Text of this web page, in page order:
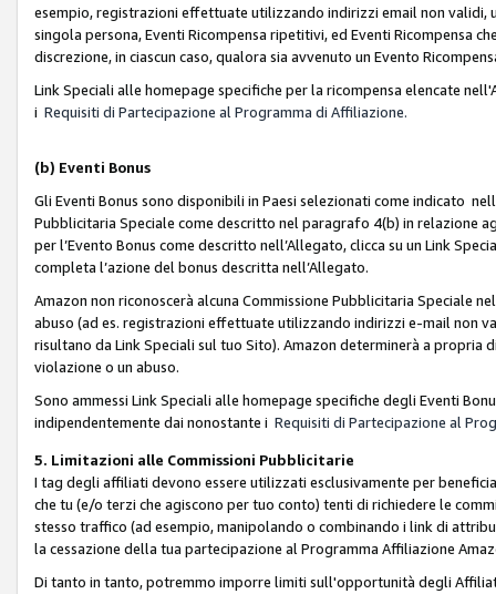
esempio, registrazioni effettuate utilizzando indirizzi email non
singola persona, Eventi Ricompensa ripetitivi, ed Eventi Ricompensa
discrezione, in ciascun caso, qualora sia avvenuto un Evento
Link Speciali alle homepage specifiche per la ricompensa elencate
i Requisiti di Partecipazione al Programma di Affiliazione.
(b) Eventi Bonus
Gli Eventi Bonus sono disponibili in Paesi selezionati come indicato
Pubblicitaria Speciale come descritto nel paragrafo 4(b) in relazione
per l’Evento Bonus come descritto nell’Allegato, clicca su un Link
completa l’azione del bonus descritta nell’Allegato.
Amazon non riconoscerà alcuna Commissione Pubblicitaria Speciale
abuso (ad es. registrazioni effettuate utilizzando indirizzi e-mail non
risultano da Link Speciali sul tuo Sito). Amazon determinerà a propria
violazione o un abuso.
Sono ammessi Link Speciali alle homepage specifiche degli Eventi
indipendentemente dai nonostante i Requisiti di Partecipazione al
5. Limitazioni alle Commissioni Pubblicitarie
I tag degli affiliati devono essere utilizzati esclusivamente per
che tu (e/o terzi che agiscono per tuo conto) tenti di richiedere le
stesso traffico (ad esempio, manipolando o combinando i link di
la cessazione della tua partecipazione al Programma Affiliazione
Di tanto in tanto, potremmo imporre limiti sull'opportunità degli